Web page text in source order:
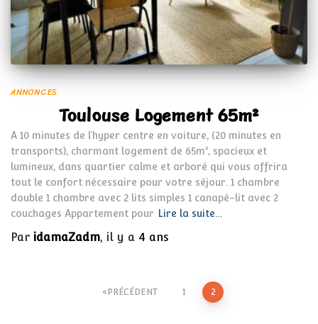
ANNONCES
Toulouse Logement 65m²
A 10 minutes de l’hyper centre en voiture, (20 minutes en
transports), charmant logement de 65m², spacieux et
lumineux, dans quartier calme et arboré qui vous offrira
tout le confort nécessaire pour votre séjour. 1 chambre
double 1 chambre avec 2 lits simples 1 canapé-lit avec 2
couchages Appartement pour Lire la suite…
Par idamaZadm, il y a 4 ans
PRÉCÉDENT 1 2